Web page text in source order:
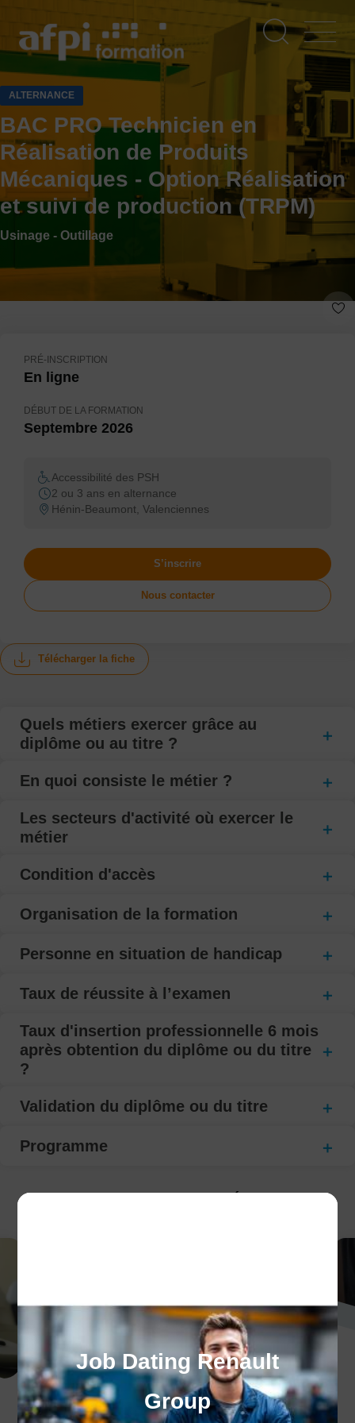
contenu
Job Dating Renault
Group
ALTERNANCE
BAC PRO Technicien en
Réalisation de Produits
Mécaniques - Option Réalisation
et suivi de production (TRPM)
Usinage - Outillage
Télécharger la fiche
Quels métiers exercer grâce au
diplôme ou au titre ?
En quoi consiste le métier ?
Les secteurs d'activité où exercer le
métier
Condition d'accès
Organisation de la formation
Personne en situation de handicap
Taux de réussite à l’examen
Taux d'insertion professionnelle 6 mois
après obtention du diplôme ou du titre
?
Validation du diplôme ou du titre
Programme
PRÉ-INSCRIPTION
En ligne
DÉBUT DE LA FORMATION
Septembre 2026
Accessibilité des PSH
2 ou 3 ans en alternance
Hénin-Beaumont, Valenciennes
S’inscrire
Nous contacter
Nos centres